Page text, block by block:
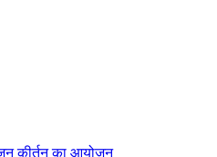
कीर्तन का आयोजन